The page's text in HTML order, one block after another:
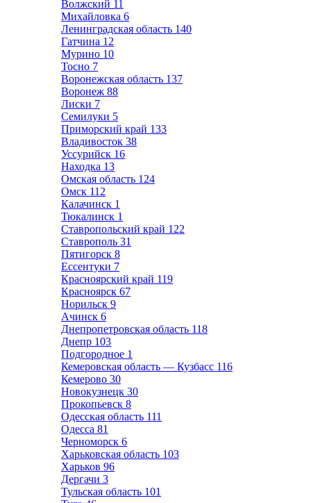
Волжский 11
Михайловка 6
Ленинградская область 140
Гатчина 12
Мурино 10
Тосно 7
Воронежская область 137
Воронеж 88
Лиски 7
Семилуки 5
Приморский край 133
Владивосток 38
Уссурийск 16
Находка 13
Омская область 124
Омск 112
Калачинск 1
Тюкалинск 1
Ставропольский край 122
Ставрополь 31
Пятигорск 8
Ессентуки 7
Красноярский край 119
Красноярск 67
Норильск 9
Ачинск 6
Днепропетровская область 118
Днепр 103
Подгородное 1
Кемеровская область — Кузбасс 116
Кемерово 30
Новокузнецк 30
Прокопьевск 8
Одесская область 111
Одесса 81
Черноморск 6
Харьковская область 103
Харьков 96
Дергачи 3
Тульская область 101